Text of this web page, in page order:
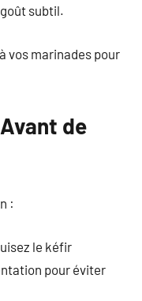
subtil.
vos marinades pour
de
:
le kéfir
pour éviter